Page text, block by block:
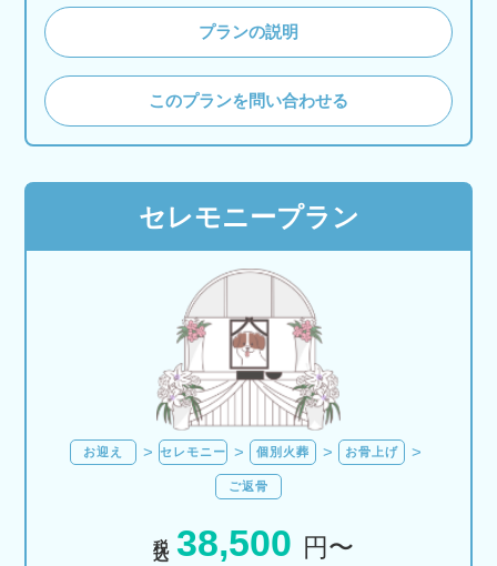
プランの説明
このプランを問い合わせる
セレモニープラン
お迎え セレモニー 個別火葬 お骨上げ
ご返骨
38,500 円〜